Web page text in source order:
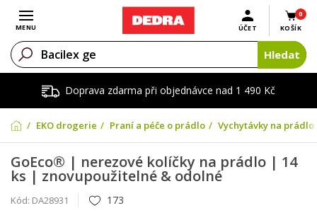
Doprava zdarma při objednávce nad 1 490 Kč
Otevřít menu
MENU
0
KOŠÍK
ÚČET
Hledat
EKO drogerie Praní a péče o prádlo Vychytávky na prádlo
GoEco® | nerezové kolíčky na prádlo | 14
ks | znovupoužitelné & odolné
Kód: DA28931 173